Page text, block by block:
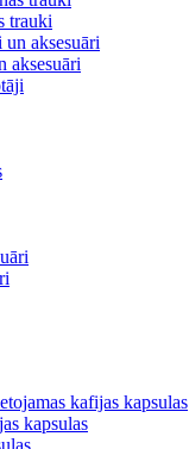
trauki
aksesuāri
kafijas kapsulas